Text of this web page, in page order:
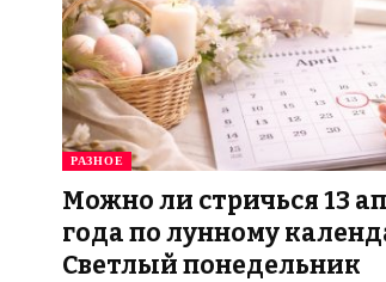
РАЗНОЕ
Можно ли стричься 13
года по лунному
Светлый понедельник